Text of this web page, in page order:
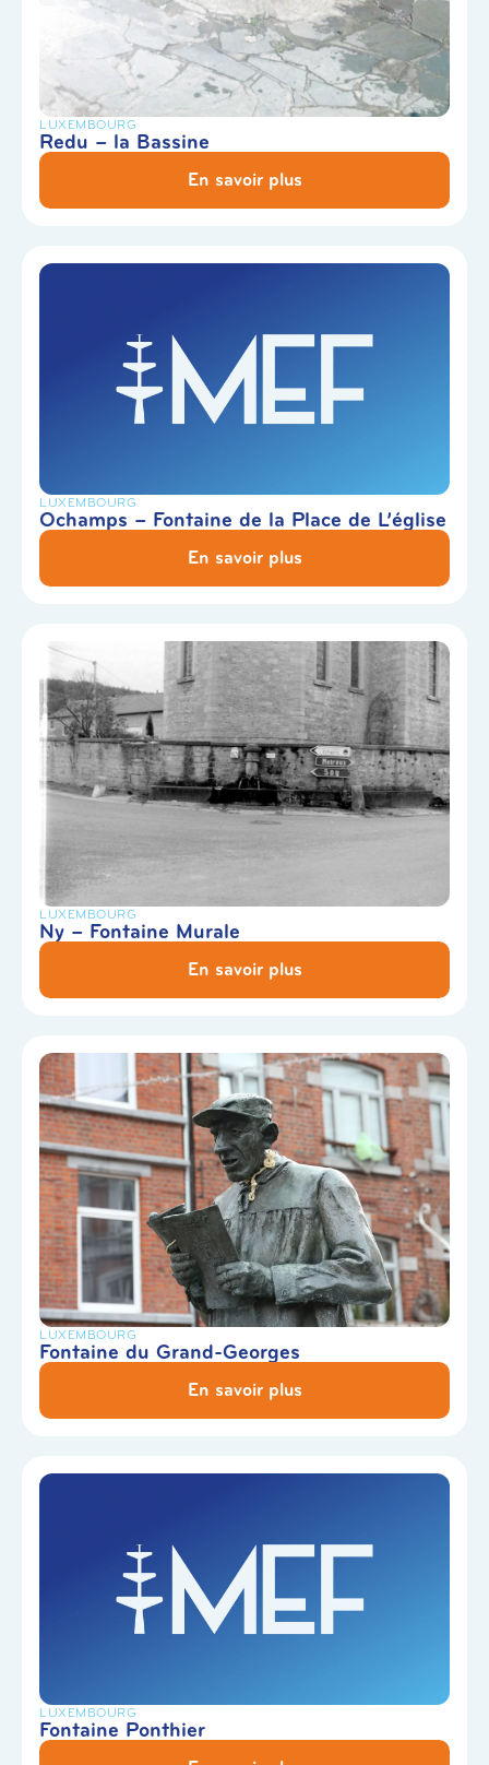
LUXEMBOURG
Redu – la Bassine
En savoir plus
LUXEMBOURG
Ochamps – Fontaine de la Place de L’église
En savoir plus
LUXEMBOURG
Ny – Fontaine Murale
En savoir plus
LUXEMBOURG
Fontaine du Grand-Georges
En savoir plus
LUXEMBOURG
Fontaine Ponthier